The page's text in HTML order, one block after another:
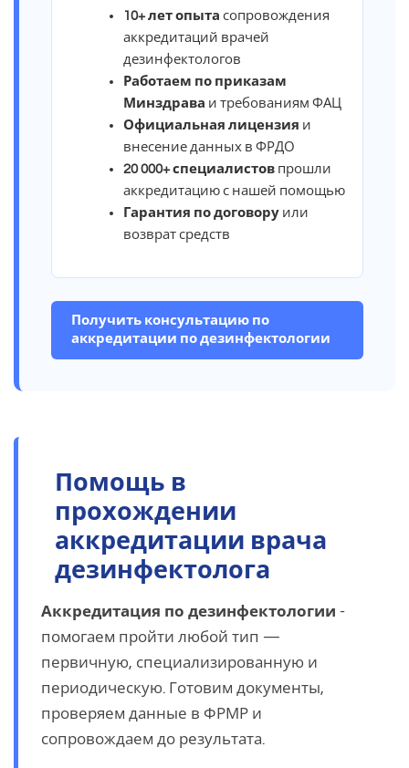
10+ лет опыта сопровождения
аккредитаций врачей
дезинфектологов
Работаем по приказам
Минздрава и требованиям ФАЦ
Официальная лицензия и
внесение данных в ФРДО
20 000+ специалистов прошли
аккредитацию с нашей помощью
Гарантия по договору или
возврат средств
Получить консультацию по
аккредитации по дезинфектологии
Помощь в
прохождении
аккредитации врача
дезинфектолога
Аккредитация по дезинфектологии -
помогаем пройти любой тип —
первичную, специализированную и
периодическую. Готовим документы,
проверяем данные в ФРМР и
сопровождаем до результата.